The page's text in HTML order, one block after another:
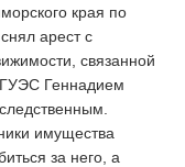
края по
арест с
связанной
Геннадием
имущества
за него, а